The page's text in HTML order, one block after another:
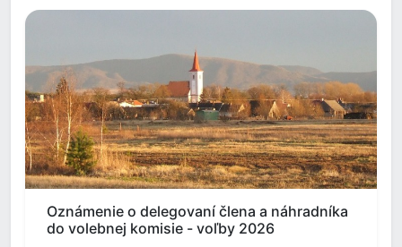
Oznámenie o delegovaní člena a náhradníka
do volebnej komisie - voľby 2026